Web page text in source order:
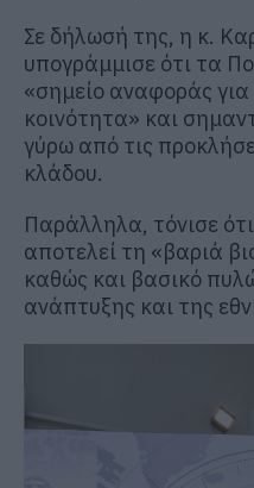
Σε δήλωσή της, η κ.
υπογράμμισε ότι τα
«σημείο αναφοράς για
κοινότητα» και
γύρω από τις
κλάδου.
Παράλληλα, τόνισε
αποτελεί τη «βαριά
καθώς και βασικό
ανάπτυξης και της